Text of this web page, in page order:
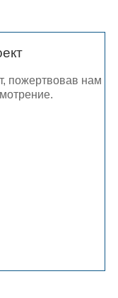
пожертвовав нам